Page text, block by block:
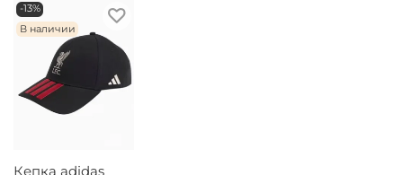
-13%
В наличии
Кепка adidas